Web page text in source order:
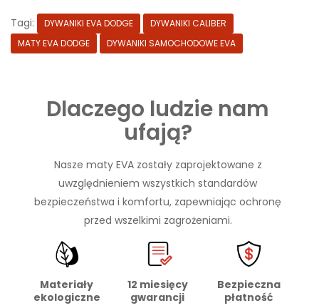
Tagi: DYWANIKI EVA DODGE
DYWANIKI CALIBER
MATY EVA DODGE
DYWANIKI SAMOCHODOWE EVA
Dlaczego ludzie nam
ufają?
Nasze maty EVA zostały zaprojektowane z
uwzględnieniem wszystkich standardów
bezpieczeństwa i komfortu, zapewniając ochronę
przed wszelkimi zagrożeniami.
Materiały
ekologiczne
12 miesięcy
gwarancji
Bezpieczna
płatność